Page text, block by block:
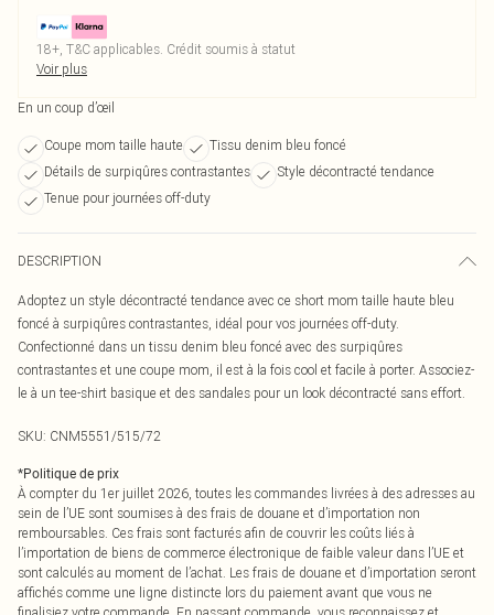
18+, T&C applicables. Crédit soumis à statut
Voir plus
En un coup d’œil
Coupe mom taille haute
Tissu denim bleu foncé
Détails de surpiqûres contrastantes
Style décontracté tendance
Tenue pour journées off-duty
DESCRIPTION
Adoptez un style décontracté tendance avec ce short mom taille haute bleu
foncé à surpiqûres contrastantes, idéal pour vos journées off-duty.
Confectionné dans un tissu denim bleu foncé avec des surpiqûres
contrastantes et une coupe mom, il est à la fois cool et facile à porter. Associez-
le à un tee-shirt basique et des sandales pour un look décontracté sans effort.
SKU: CNM5551/515/72
*Politique de prix
À compter du 1er juillet 2026, toutes les commandes livrées à des adresses au
sein de l’UE sont soumises à des frais de douane et d’importation non
remboursables. Ces frais sont facturés afin de couvrir les coûts liés à
l’importation de biens de commerce électronique de faible valeur dans l’UE et
sont calculés au moment de l’achat. Les frais de douane et d’importation seront
affichés comme une ligne distincte lors du paiement avant que vous ne